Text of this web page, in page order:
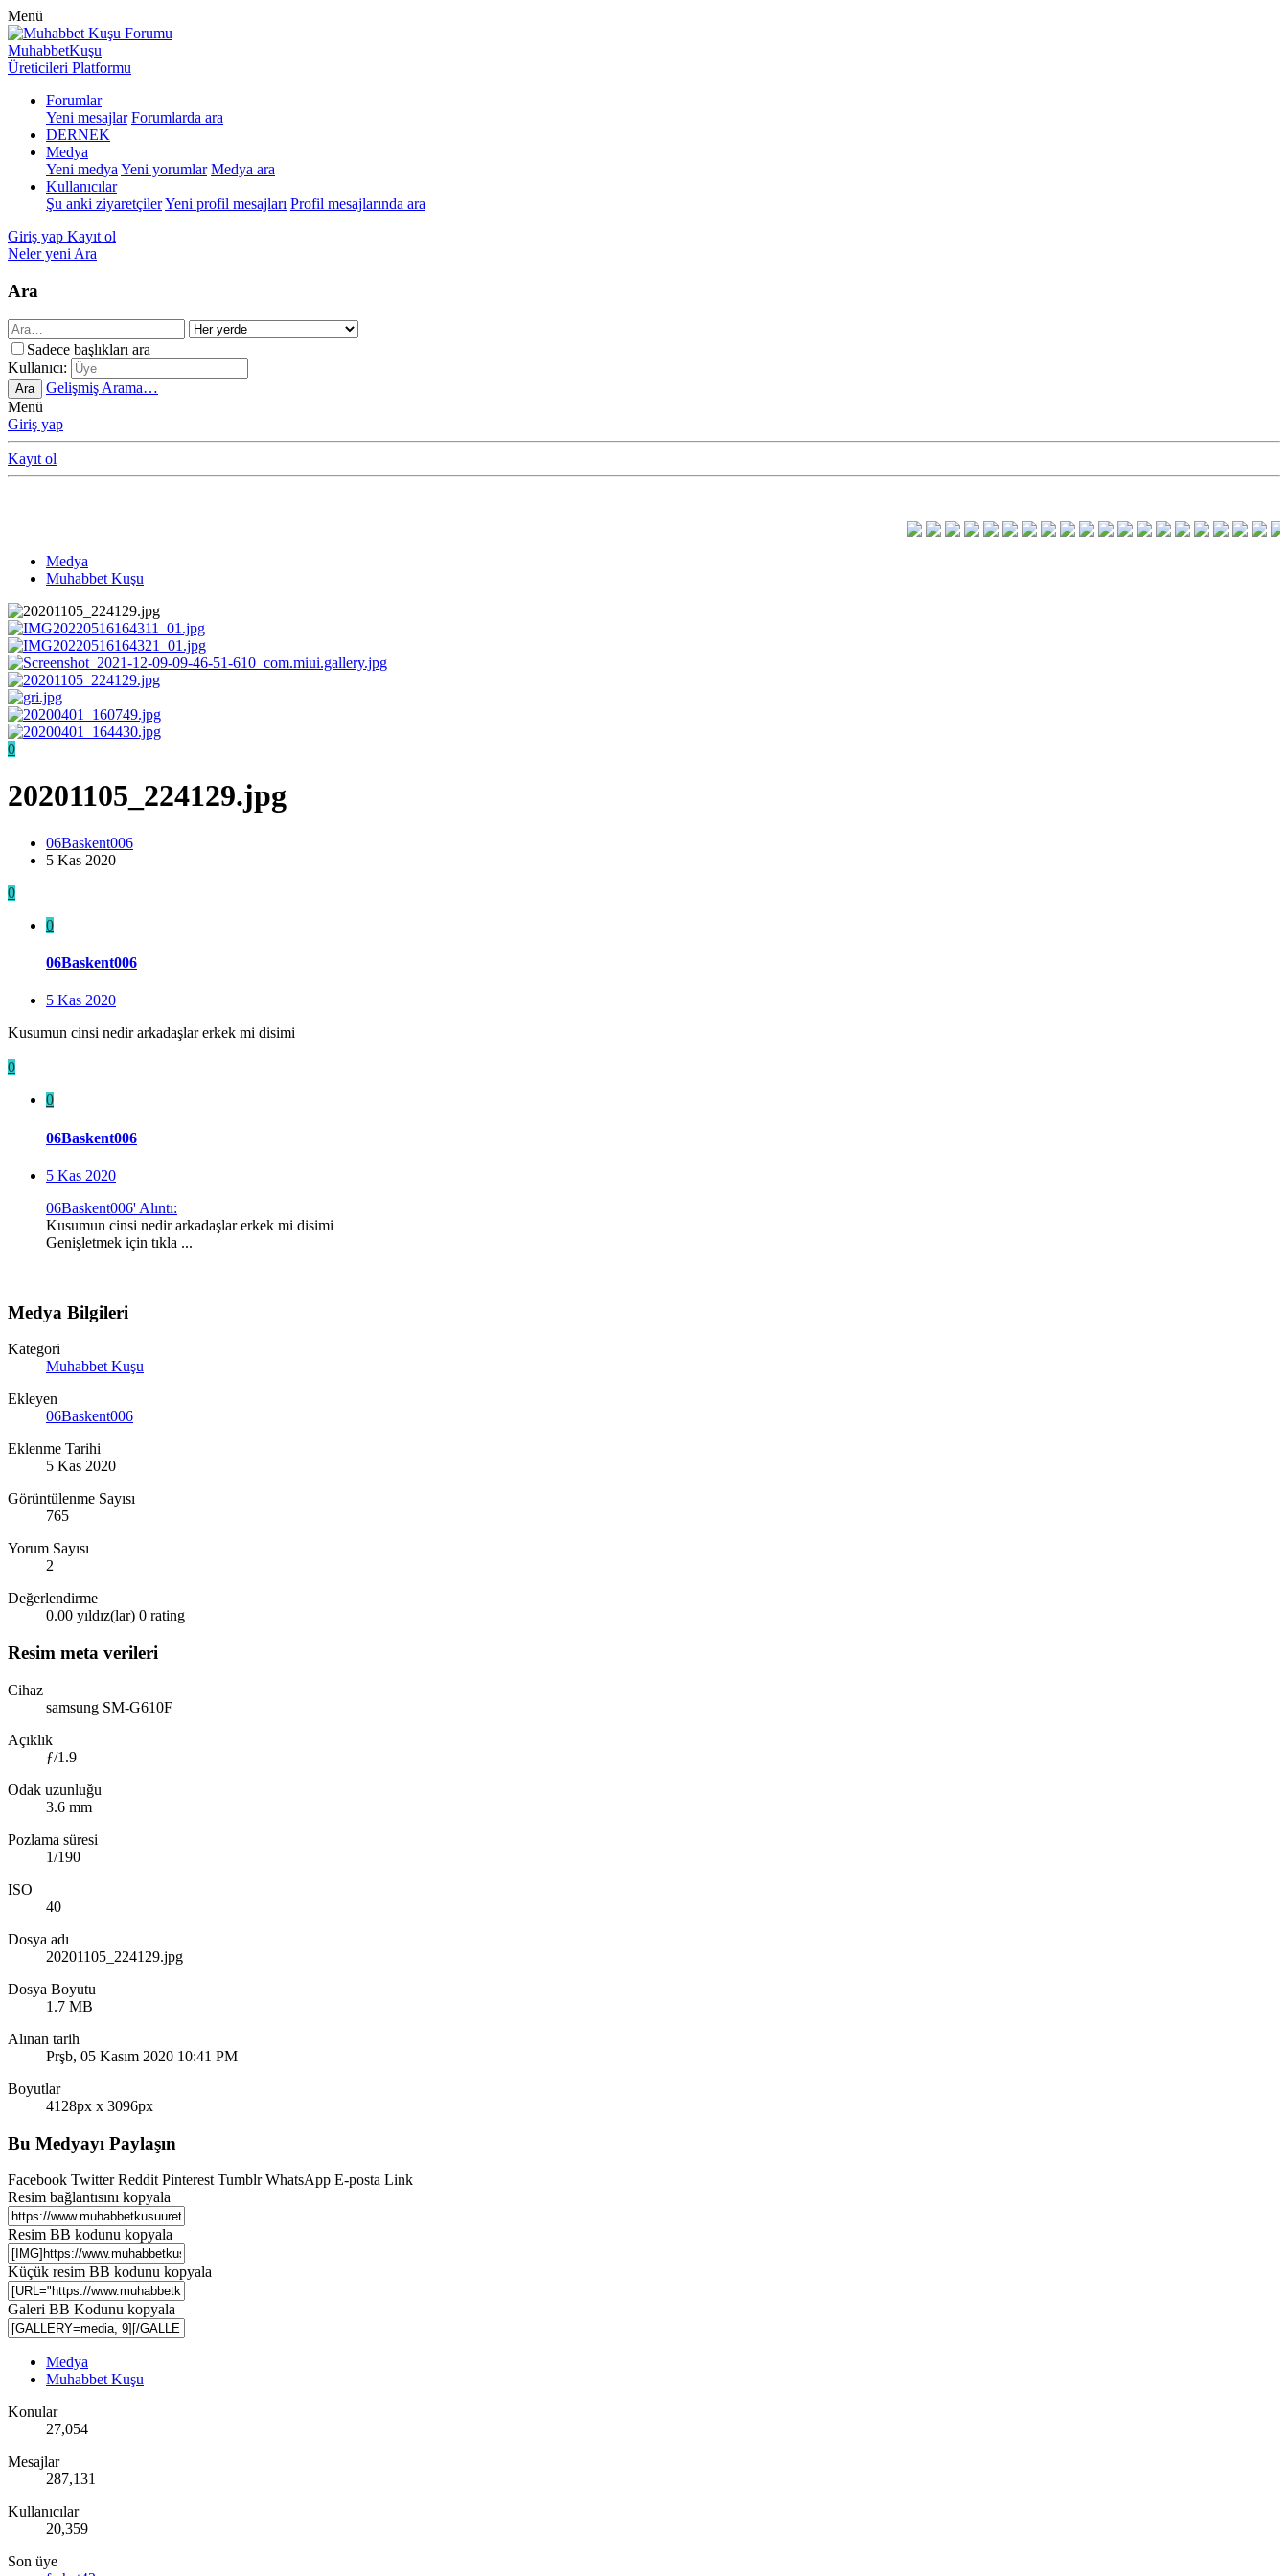
Menü
MuhabbetKuşu
Üreticileri Platformu
Forumlar
Yeni mesajlar Forumlarda ara
DERNEK
Medya
Yeni medya Yeni yorumlar Medya ara
Kullanıcılar
Şu anki ziyaretçilerYeni profil mesajları Profil mesajlarında ara
Giriş yap Kayıt ol
Neler yeni Ara
Ara
Sadece başlıkları ara
Kullanıcı:
Ara
Gelişmiş Arama…
Menü
Giriş yap
Kayıt ol
Medya
Muhabbet Kuşu
0
20201105_224129.jpg
06Baskent006
5 Kas 2020
0
0
06Baskent006
5 Kas 2020
Kusumun cinsi nedir arkadaşlar erkek mi disimi
0
0
06Baskent006
5 Kas 2020
06Baskent006' Alıntı:
Kusumun cinsi nedir arkadaşlar erkek mi disimi
Genişletmek için tıkla ...
Medya Bilgileri
Kategori
Muhabbet Kuşu
Ekleyen
06Baskent006
Eklenme Tarihi
5 Kas 2020
Görüntülenme Sayısı
765
Yorum Sayısı
2
Değerlendirme
0.00 yıldız(lar) 0 rating
Resim meta verileri
Cihaz
samsung SM-G610F
Açıklık
ƒ/1.9
Odak uzunluğu
3.6 mm
Pozlama süresi
1/190
ISO
40
Dosya adı
20201105_224129.jpg
Dosya Boyutu
1.7 MB
Alınan tarih
Prşb, 05 Kasım 2020 10:41 PM
Boyutlar
4128px x 3096px
Bu Medyayı Paylaşın
Facebook Twitter Reddit Pinterest Tumblr WhatsApp E-posta Link
Resim bağlantısını kopyala
Resim BB kodunu kopyala
Küçük resim BB kodunu kopyala
Galeri BB Kodunu kopyala
Medya
Muhabbet Kuşu
Konular
27,054
Mesajlar
287,131
Kullanıcılar
20,359
Son üye